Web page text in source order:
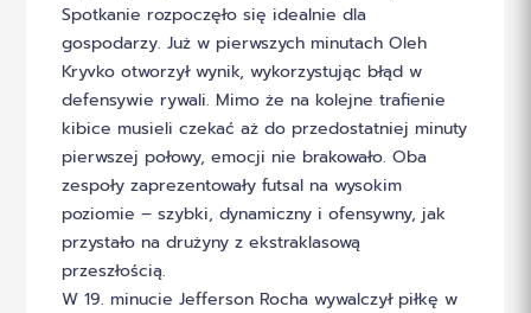
Spotkanie rozpoczęło się idealnie dla
gospodarzy. Już w pierwszych minutach Oleh
Kryvko otworzył wynik, wykorzystując błąd w
defensywie rywali. Mimo że na kolejne trafienie
kibice musieli czekać aż do przedostatniej minuty
pierwszej połowy, emocji nie brakowało. Oba
zespoły zaprezentowały futsal na wysokim
poziomie – szybki, dynamiczny i ofensywny, jak
przystało na drużyny z ekstraklasową
przeszłością.
W 19. minucie Jefferson Rocha wywalczył piłkę w